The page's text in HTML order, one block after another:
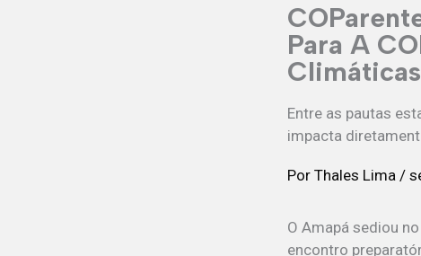
Para A
Climáticas
Entre as pautas
impacta
PorThales Lima/
O Amapá sediou
encontro